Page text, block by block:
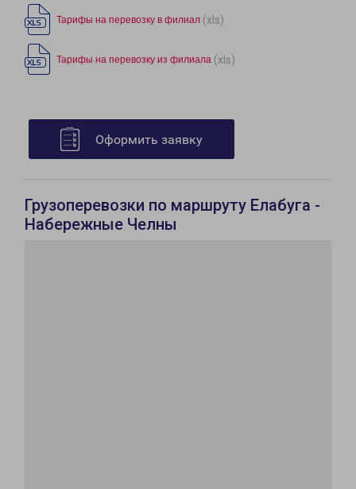
Тарифы на перевозку в филиал (xls)
Тарифы на перевозку из филиала (xls)
Оформить заявку
Грузоперевозки по маршруту Елабуга -
Набережные Челны